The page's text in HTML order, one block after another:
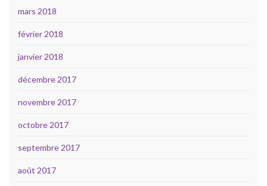
mars 2018
février 2018
janvier 2018
décembre 2017
novembre 2017
octobre 2017
septembre 2017
août 2017